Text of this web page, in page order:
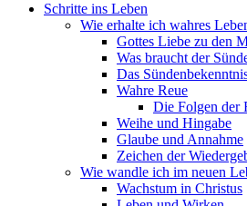
Schritte ins Leben
Wie erhalte ich wahres
Gottes Liebe zu den
Was braucht der
Das
Wahre Reue
Die Folgen der
Weihe und Hingabe
Glaube und Annahme
Zeichen der
Wie wandle ich im neuen
Wachstum in Christus